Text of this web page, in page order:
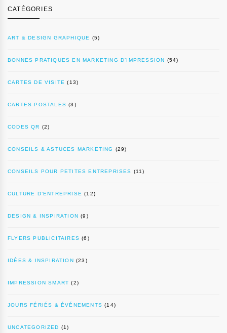
CATÉGORIES
ART & DESIGN GRAPHIQUE (5)
BONNES PRATIQUES EN MARKETING D’IMPRESSION (54)
CARTES DE VISITE (13)
CARTES POSTALES (3)
CODES QR (2)
CONSEILS & ASTUCES MARKETING (29)
CONSEILS POUR PETITES ENTREPRISES (11)
CULTURE D’ENTREPRISE (12)
DESIGN & INSPIRATION (9)
FLYERS PUBLICITAIRES (6)
IDÉES & INSPIRATION (23)
IMPRESSION SMART (2)
JOURS FÉRIÉS & ÉVÉNEMENTS (14)
UNCATEGORIZED (1)